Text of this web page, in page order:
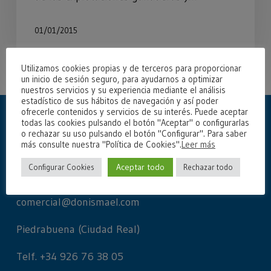
01/01/2015
Contacto fábrica
comercial@donismael.com
Piedrabuena (Ciudad Real)
Telf. +34 926 76 38 05
Utilizamos cookies propias y de terceros para proporcionar
un inicio de sesión seguro, para ayudarnos a optimizar
nuestros servicios y su experiencia mediante el análisis
estadístico de sus hábitos de navegación y así poder
ofrecerle contenidos y servicios de su interés. Puede aceptar
todas las cookies pulsando el botón "Aceptar" o configurarlas
o rechazar su uso pulsando el botón "Configurar". Para saber
más consulte nuestra "Política de Cookies".Leer más
Configurar Cookies Aceptar todo Rechazar todo